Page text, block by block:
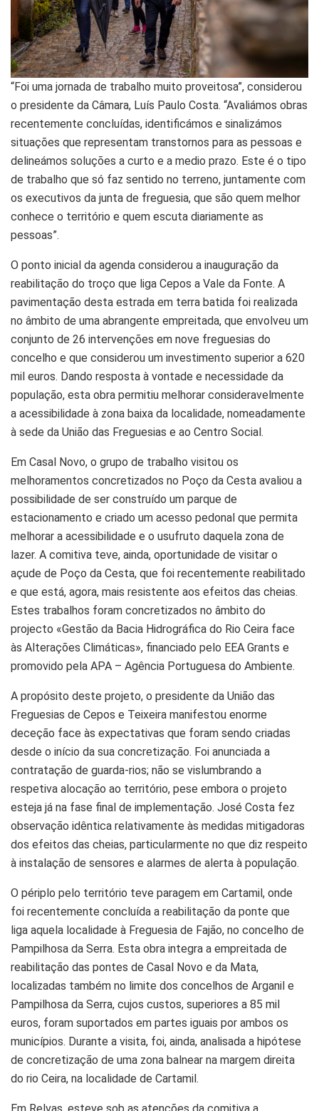
“Foi uma jornada de trabalho muito proveitosa”, considerou
o presidente da Câmara, Luís Paulo Costa. “Avaliámos obras
recentemente concluídas, identificámos e sinalizámos
situações que representam transtornos para as pessoas e
delineámos soluções a curto e a medio prazo. Este é o tipo
de trabalho que só faz sentido no terreno, juntamente com
os executivos da junta de freguesia, que são quem melhor
conhece o território e quem escuta diariamente as
pessoas”.
O ponto inicial da agenda considerou a inauguração da
reabilitação do troço que liga Cepos a Vale da Fonte. A
pavimentação desta estrada em terra batida foi realizada
no âmbito de uma abrangente empreitada, que envolveu um
conjunto de 26 intervenções em nove freguesias do
concelho e que considerou um investimento superior a 620
mil euros. Dando resposta à vontade e necessidade da
população, esta obra permitiu melhorar consideravelmente
a acessibilidade à zona baixa da localidade, nomeadamente
à sede da União das Freguesias e ao Centro Social.
Em Casal Novo, o grupo de trabalho visitou os
melhoramentos concretizados no Poço da Cesta avaliou a
possibilidade de ser construído um parque de
estacionamento e criado um acesso pedonal que permita
melhorar a acessibilidade e o usufruto daquela zona de
lazer. A comitiva teve, ainda, oportunidade de visitar o
açude de Poço da Cesta, que foi recentemente reabilitado
e que está, agora, mais resistente aos efeitos das cheias.
Estes trabalhos foram concretizados no âmbito do
projecto «Gestão da Bacia Hidrográfica do Rio Ceira face
às Alterações Climáticas», financiado pelo EEA Grants e
promovido pela APA – Agência Portuguesa do Ambiente.
A propósito deste projeto, o presidente da União das
Freguesias de Cepos e Teixeira manifestou enorme
deceção face às expectativas que foram sendo criadas
desde o início da sua concretização. Foi anunciada a
contratação de guarda-rios; não se vislumbrando a
respetiva alocação ao território, pese embora o projeto
esteja já na fase final de implementação. José Costa fez
observação idêntica relativamente às medidas mitigadoras
dos efeitos das cheias, particularmente no que diz respeito
à instalação de sensores e alarmes de alerta à população.
O périplo pelo território teve paragem em Cartamil, onde
foi recentemente concluída a reabilitação da ponte que
liga aquela localidade à Freguesia de Fajão, no concelho de
Pampilhosa da Serra. Esta obra integra a empreitada de
reabilitação das pontes de Casal Novo e da Mata,
localizadas também no limite dos concelhos de Arganil e
Pampilhosa da Serra, cujos custos, superiores a 85 mil
euros, foram suportados em partes iguais por ambos os
municípios. Durante a visita, foi, ainda, analisada a hipótese
de concretização de uma zona balnear na margem direita
do rio Ceira, na localidade de Cartamil.